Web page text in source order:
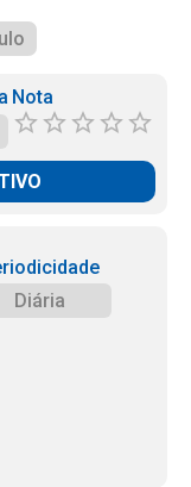
Nota
Diária